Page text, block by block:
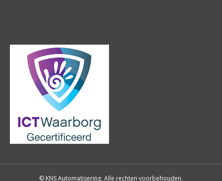
© KNS Automatisering. Alle rechten voorbehouden.